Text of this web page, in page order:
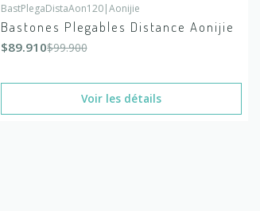
-10%DÉSACTIVÉ
En rupture de stock
BastPlegaDistaAon120|Aonijie
Bastones Plegables Distance Aonijie
$89.910$99.900
Voir les détails